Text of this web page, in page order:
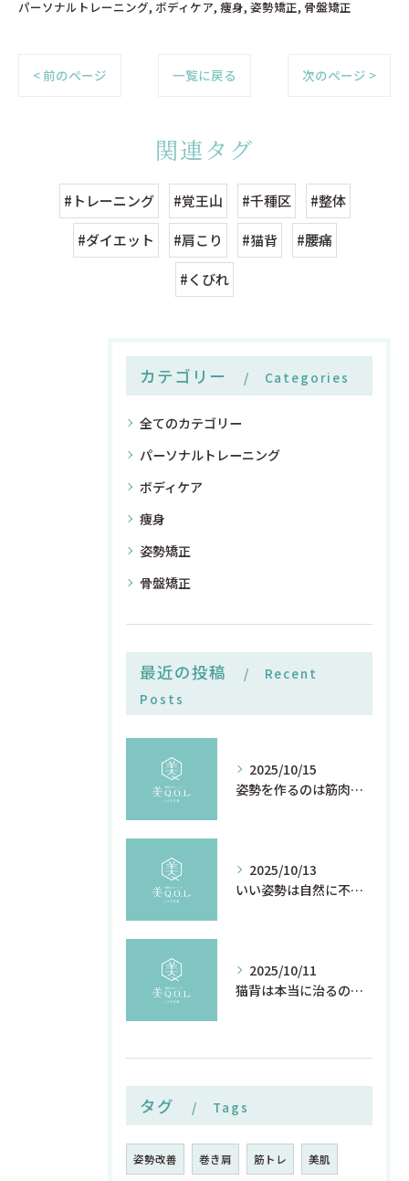
パーソナルトレーニング ボディケア 痩身 姿勢矯正 骨盤矯正
< 前のページ 一覧に戻る 次のページ >
関連タグ
#トレーニング #覚王山 #千種区 #整体
#ダイエット #肩こり #猫背 #腰痛
#くびれ
カテゴリー Categories
全てのカテゴリー
パーソナルトレーニング
ボディケア
痩身
姿勢矯正
骨盤矯正
最近の投稿
Recent
Posts
2025/10/15
姿勢を作るのは筋肉の前に感覚神経 名古屋/覚王山
2025/10/13
いい姿勢は自然に不調を直す
2025/10/11
猫背は本当に治るのか
タグ Tags
姿勢改善 巻き肩 筋トレ 美肌